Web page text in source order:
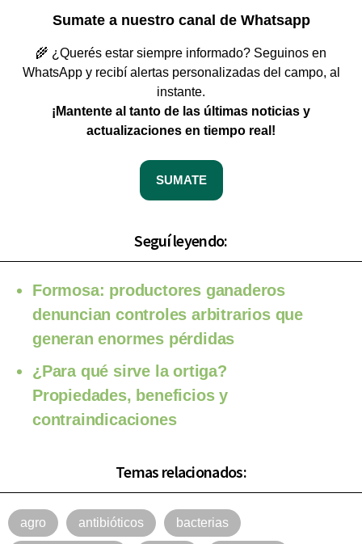
Sumate a nuestro canal de Whatsapp
🌾 ¿Querés estar siempre informado? Seguinos en
WhatsApp y recibí alertas personalizadas del campo, al
instante.
¡Mantente al tanto de las últimas noticias y
actualizaciones en tiempo real!
SUMATE
Seguí leyendo:
Formosa: productores ganaderos
denuncian controles arbitrarios que
generan enormes pérdidas
¿Para qué sirve la ortiga?
Propiedades, beneficios y
contraindicaciones
Temas relacionados:
agro antibióticos bacterias